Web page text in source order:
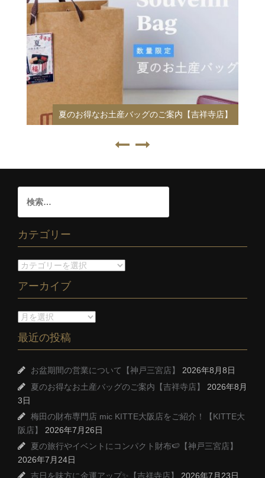
夏のお得なお土産バッグのご案内【吉祥寺店】
カテゴリー
アーカイブ
最近の投稿
お盆期間の営業について【神戸三宮店】
2026年8月8日
夏のお得なお土産バッグのご案内【吉祥寺店】
2026年8月
3日
梅田の財布専門店 mic KITTE大阪店をご紹介！【KITTE大
阪店】
2026年7月26日
夏の旅行やイベントにコンパクト財布🍉【神戸三宮店】
2026年7月24日
吉日を味方に金運アップ✨【吉祥寺店】
2026年7月23日